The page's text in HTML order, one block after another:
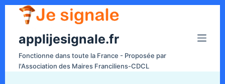
applijesignale.fr
Fonctionne dans toute la France - Proposée par
l'Association des Maires Franciliens-CDCL